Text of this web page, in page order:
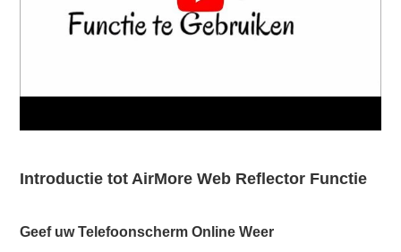
Introductie tot AirMore Web Reflector Functie
Geef uw Telefoonscherm Online Weer